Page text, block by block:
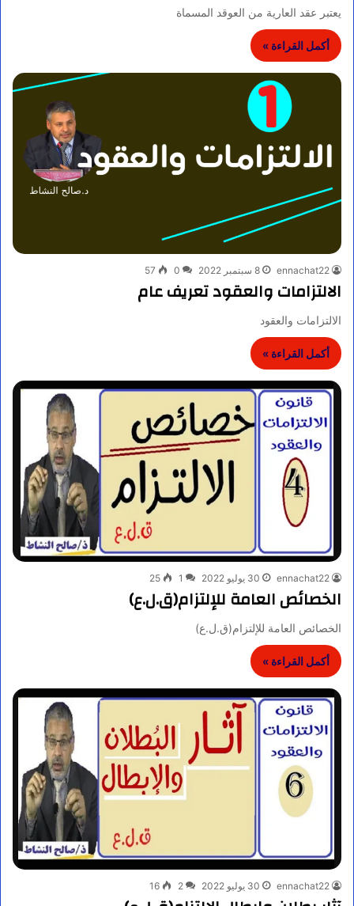
يعتبر عقد العارية من العوقد المسماة
أكمل القراءة »
ennachat22 8 سبتمبر 2022 0
57
الالتزامات والعقود تعريف عام
الالتزامات والعقود
أكمل القراءة »
ennachat22 30 يوليو 2022 1
25
الخصائص العامة للإلتزام(ق.ل.ع)
الخصائص العامة للإلتزام(ق.ل.ع)
أكمل القراءة »
ennachat22 30 يوليو 2022 2
16